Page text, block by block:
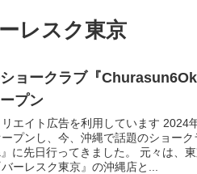
スク東京
ョークラブ『
プン
エイト広告を利用しています 2024
プンし、今、沖縄で話題のショー
に先日行ってきました。 元々は、
ーレスク東京』の沖縄店と...